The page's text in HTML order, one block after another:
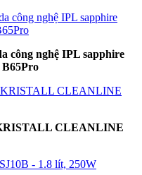
công nghệ IPL sapphire
CLEANLINE